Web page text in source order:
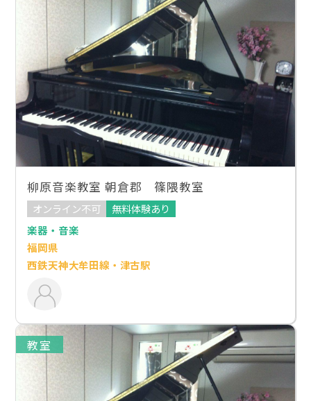
柳原音楽教室 朝倉郡 篠隈教室
オンライン不可
無料体験あり
楽器・音楽
福岡県
西鉄天神大牟田線・津古駅
教室